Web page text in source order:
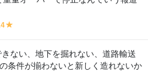
lo
w
きない、地下を掘れない、道路輸送
条件が揃わないと新しく造れないか